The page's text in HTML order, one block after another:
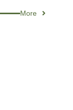
More